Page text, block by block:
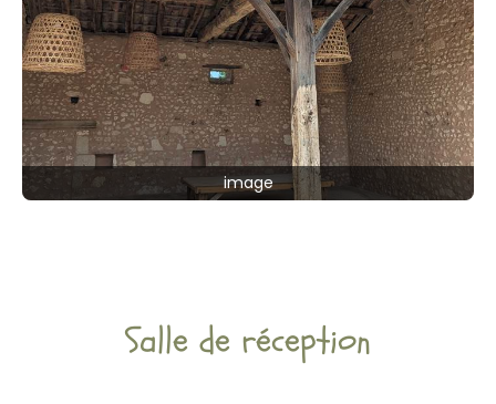
image
Salle de réception